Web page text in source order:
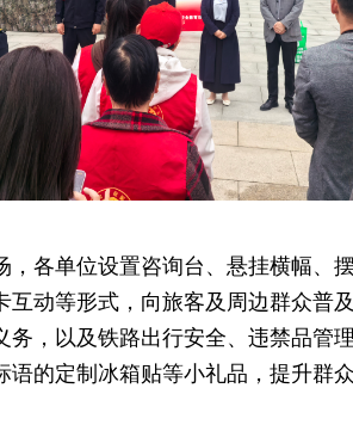
，各单位设置咨询台、悬挂横幅、
互动等形式，向旅客及周边群众普
务，以及铁路出行安全、违禁品管
语的定制冰箱贴等小礼品，提升群